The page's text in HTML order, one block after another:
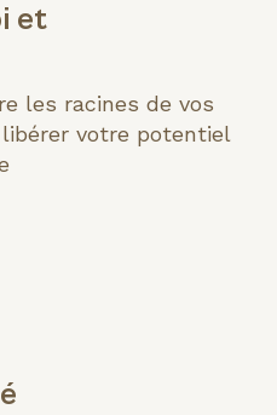
et
les racines de vos
votre potentiel